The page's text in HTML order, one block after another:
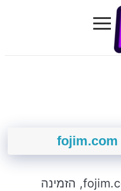
≡
זוהי מדיניות העוגיות של fojim.com, הזמינה